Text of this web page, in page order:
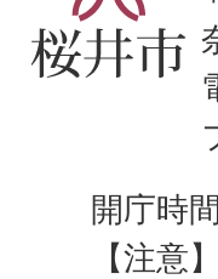
開庁時
【注意